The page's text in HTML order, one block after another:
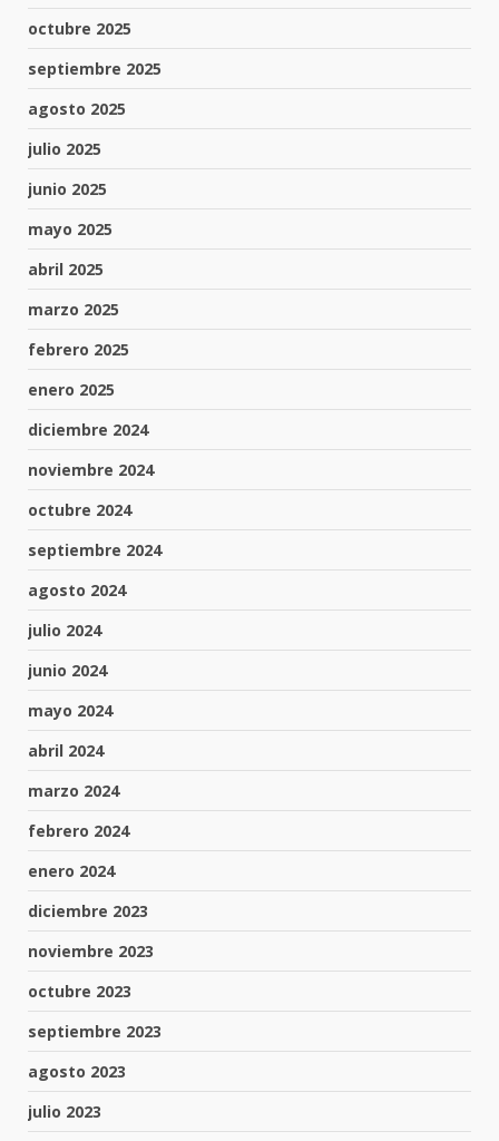
octubre 2025
septiembre 2025
agosto 2025
julio 2025
junio 2025
mayo 2025
abril 2025
marzo 2025
febrero 2025
enero 2025
diciembre 2024
noviembre 2024
octubre 2024
septiembre 2024
agosto 2024
julio 2024
junio 2024
mayo 2024
abril 2024
marzo 2024
febrero 2024
enero 2024
diciembre 2023
noviembre 2023
octubre 2023
septiembre 2023
agosto 2023
julio 2023